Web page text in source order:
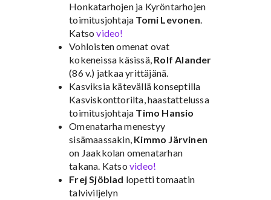
Honkatarhojen ja Kyröntarhojen
toimitusjohtaja Tomi Levonen.
Katsovideo!
Vohloisten omenat ovat
kokeneissa käsissä, Rolf Alander
(86 v.) jatkaa yrittäjänä.
Kasviksia kätevällä konseptilla
Kasviskonttorilta, haastattelussa
toimitusjohtaja Timo Hansio
Omenatarha menestyy
sisämaassakin, Kimmo Järvinen
on Jaakkolan omenatarhan
takana. Katso video!
Frej Sjöblad lopetti tomaatin
talviviljelyn